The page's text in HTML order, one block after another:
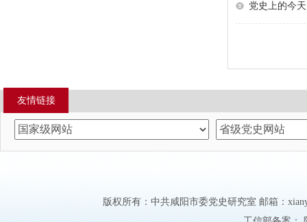
党史上的今天
友情链接
版权所有：中共咸阳市委党史研究室 邮箱：